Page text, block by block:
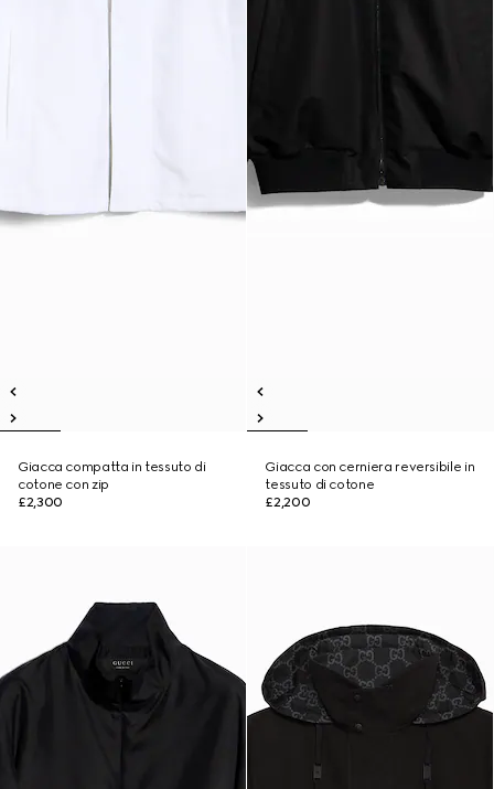
Giacca compatta in tessuto di
cotone con zip
£2,300
Giacca con cerniera reversibile in
tessuto di cotone
£2,200